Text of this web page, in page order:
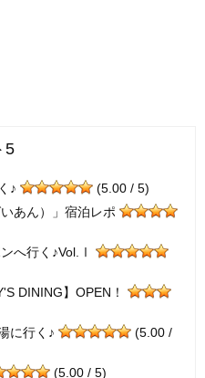
5
♪
(5.00 / 5)
あん）」宿泊レポ
へ行く♪Vol.Ⅰ
DINING】OPEN！
に行く♪
(5.00 /
(5.00 / 5)